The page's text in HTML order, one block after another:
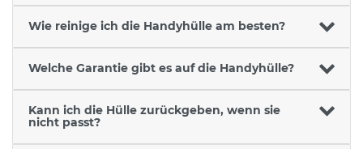
Wie reinige ich die Handyhülle am besten?
Welche Garantie gibt es auf die Handyhülle?
Kann ich die Hülle zurückgeben, wenn sie
nicht passt?